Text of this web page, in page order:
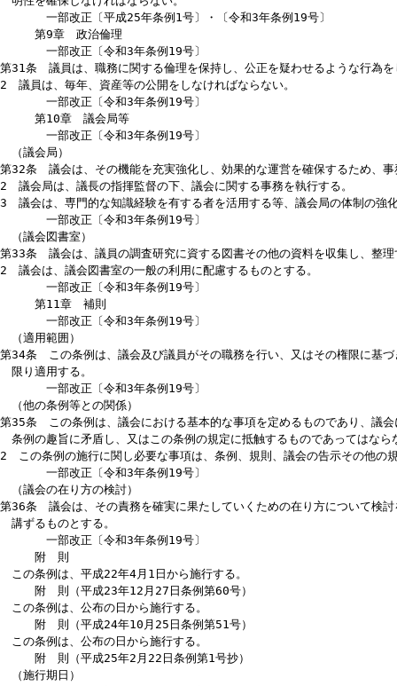
（区行政との関係）
第27条 議会は、区で執行される事務その他区の行政について具体的
第8章 定数、議員報酬等及び政務活動費
改称〔平成25年条例1号〕、一部改正〔令和3年条例19号〕
（議員の定数）
第28条 議員の定数は、法令及びこの条例で定める活動の推進と、議
れを定める。
一部改正〔令和3年条例19号〕
（議員報酬及び期末手当）
第29条 議員報酬及び期末手当は、指定都市の議会の議員としての活
地方公共団体の状況等を踏まえて、これを定める。
一部改正〔令和3年条例19号〕
（政務活動費）
第30条 会派及び議員は、政策の決定及び形成並びに市政に関する課
きる。
2 会派及び議員は、前項の趣旨を尊重し、効果的かつ効率的に政務
明性を確保しなければならない。
一部改正〔平成25年条例1号〕・〔令和3年条例19号〕
第9章 政治倫理
一部改正〔令和3年条例19号〕
第31条 議員は、職務に関する倫理を保持し、公正を疑わせるような
2 議員は、毎年、資産等の公開をしなければならない。
一部改正〔令和3年条例19号〕
第10章 議会局等
一部改正〔令和3年条例19号〕
（議会局）
第32条 議会は、その機能を充実強化し、効果的な運営を確保するた
2 議会局は、議長の指揮監督の下、議会に関する事務を執行する。
3 議会は、専門的な知識経験を有する者を活用する等、議会局の体制
一部改正〔令和3年条例19号〕
（議会図書室）
第33条 議会は、議員の調査研究に資する図書その他の資料を収集し
2 議会は、議会図書室の一般の利用に配慮するものとする。
一部改正〔令和3年条例19号〕
第11章 補則
一部改正〔令和3年条例19号〕
（適用範囲）
第34条 この条例は、議会及び議員がその職務を行い、又はその権限